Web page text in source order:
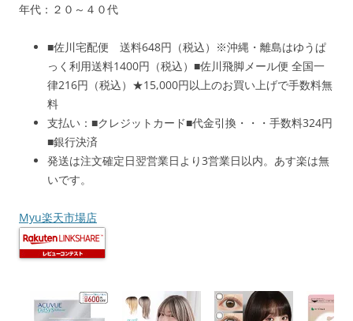
年代：２０～４０代
■佐川宅配便 送料648円（税込）※沖縄・離島はゆうぱ
っく利用送料1400円（税込）■佐川飛脚メール便 全国一
律216円（税込）★15,000円以上のお買い上げで手数料無
料
支払い：■クレジットカード■代金引換・・・手数料324円
■銀行決済
発送は注文確定日翌営業日より3営業日以内。あす楽は無
いです。
Myu楽天市場店